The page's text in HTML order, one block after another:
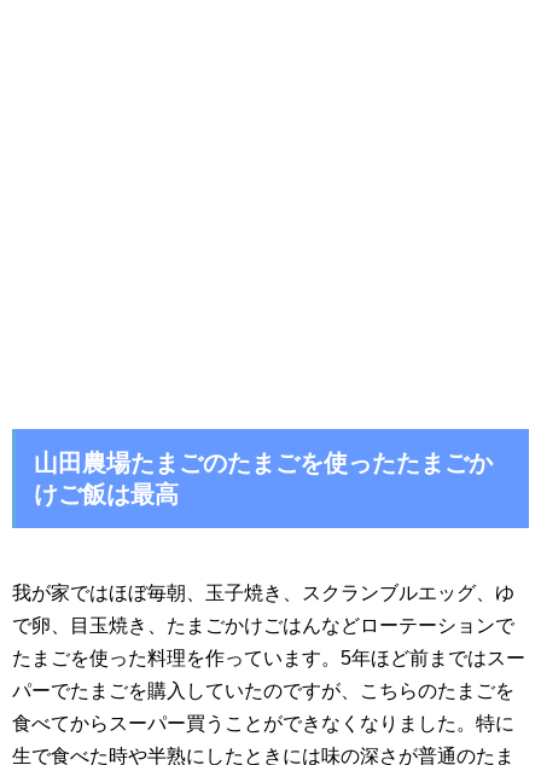
山田農場たまごのたまごを使ったたまごか
けご飯は最高
我が家ではほぼ毎朝、玉子焼き、スクランブルエッグ、ゆ
で卵、目玉焼き、たまごかけごはんなどローテーションで
たまごを使った料理を作っています。5年ほど前まではスー
パーでたまごを購入していたのですが、こちらのたまごを
食べてからスーパー買うことができなくなりました。特に
生で食べた時や半熟にしたときには味の深さが普通のたま